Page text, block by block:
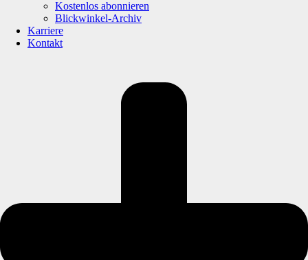
Kostenlos abonnieren
Blickwinkel-Archiv
Karriere
Kontakt